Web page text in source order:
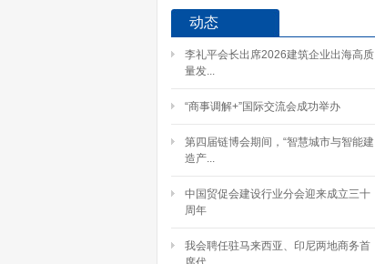
动态
李礼平会长出席2026建筑企业出海高质
量发...
“商事调解+”国际交流会成功举办
第四届链博会期间，“智慧城市与智能建
造产...
中国贸促会建设行业分会迎来成立三十
周年
我会聘任驻马来西亚、印尼两地商务首